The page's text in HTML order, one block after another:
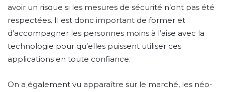
avoir un risque si les mesures de sécurité n’ont pas été
respectées. Il est donc important de former et
d’accompagner les personnes moins à l’aise avec la
technologie pour qu’elles puissent utiliser ces
applications en toute confiance.
On a également vu apparaître sur le marché, les néo-